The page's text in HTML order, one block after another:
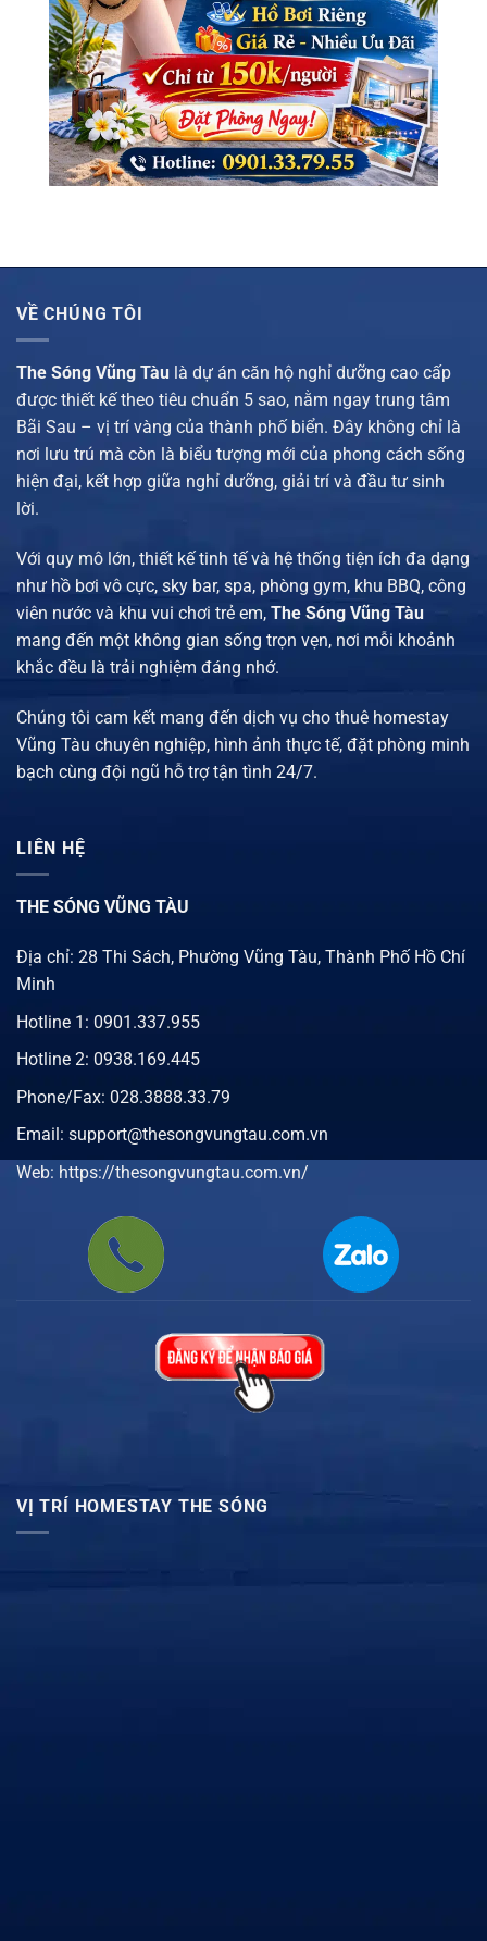
VỀ CHÚNG TÔI
The Sóng Vũng Tàu là dự án căn hộ nghỉ dưỡng cao cấp
được thiết kế theo tiêu chuẩn 5 sao, nằm ngay trung tâm
Bãi Sau – vị trí vàng của thành phố biển. Đây không chỉ là
nơi lưu trú mà còn là biểu tượng mới của phong cách sống
hiện đại, kết hợp giữa nghỉ dưỡng, giải trí và đầu tư sinh
lời.
Với quy mô lớn, thiết kế tinh tế và hệ thống tiện ích đa dạng
như hồ bơi vô cực, sky bar, spa, phòng gym, khu BBQ, công
viên nước và khu vui chơi trẻ em, The Sóng Vũng Tàu
mang đến một không gian sống trọn vẹn, nơi mỗi khoảnh
khắc đều là trải nghiệm đáng nhớ.
Chúng tôi cam kết mang đến dịch vụ cho thuê homestay
Vũng Tàu chuyên nghiệp, hình ảnh thực tế, đặt phòng minh
bạch cùng đội ngũ hỗ trợ tận tình 24/7.
LIÊN HỆ
THE SÓNG VŨNG TÀU
Địa chỉ: 28 Thi Sách, Phường Vũng Tàu, Thành Phố Hồ Chí
Minh
Hotline 1: 0901.337.955
Hotline 2: 0938.169.445
Phone/Fax: 028.3888.33.79
Email: support@thesongvungtau.com.vn
Web: https://thesongvungtau.com.vn/
VỊ TRÍ HOMESTAY THE SÓNG